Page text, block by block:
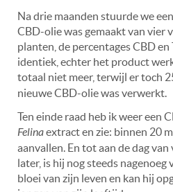
Na drie maanden stuurde we
CBD-olie was gemaakt van vier
planten, de percentages CBD
identiek, echter het product
totaal niet meer, terwijl er toch
nieuwe CBD-olie was verwerkt.
Ten einde raad heb ik weer een
Felinaextract en zie: binnen 20
aanvallen. En tot aan de dag
later, is hij nog steeds nagenoeg
bloei van zijn leven en kan hij